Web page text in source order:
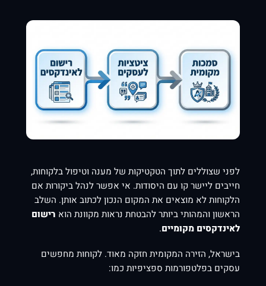
לפני שצוללים לתוך הטקטיקות של מענה וטיפול בלקוחות,
חייבים ליישר קו עם היסודות. אי אפשר לנהל ביקורות אם
הלקוחות לא מוצאים את המקום הנכון לכתוב אותן. השלב
הראשון והמהותי ביותר להבטחת נראות מקוונת הוא רישום
לאינדקסים מקומיים.
בישראל, הזירה המקומית חזקה מאוד. לקוחות מחפשים
עסקים בפלטפורמות ספציפיות כמו: